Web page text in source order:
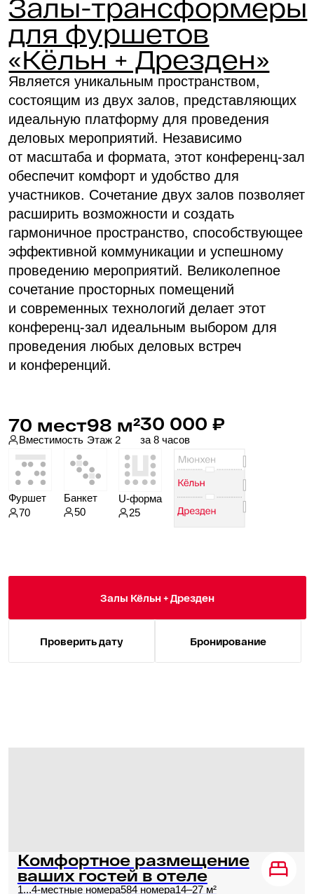
Зал Мюнхен
Проверить дату Бронирование
25 мест35 м²16 000 ₽
за 8 часов
Фуршет
25
Банкет
«Мюнхен» создает комфортное
пространство, в котором каждый гость может
сосредоточиться на важных вопросах
и достичь желаемых результатов.
Поможем организовать мероприятие с артистами,
выставить свет, настроить звук, изготовить
декорации и т. п.
Это прекрасное место для проведения
делового мероприятия в небольшом